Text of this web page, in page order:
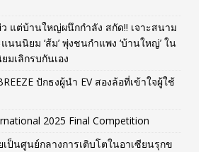
แต่บ้านใหญ่ผนึกกำลัง สกัด!! เจาะสนาม
นนนิยม ‘ส้ม’ พุ่งชนกำแพง ‘บ้านใหญ่’ ใน
มเลิกรบกันเอง
ปักธงผู้นำ EV สองล้อที่เข้าใจผู้ใช้
2025 Final Competition
เป็นศูนย์กลางการเติบโตในอาเซียนรุกข